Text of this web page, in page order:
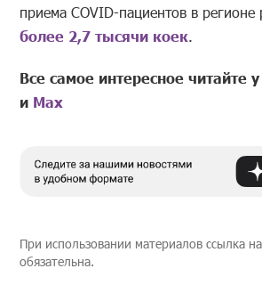
приема COVID-пациентов в регионе
более 2,7 тысячи коек.
Все самое интересное читайте
и Mах
При использовании материалов ссылка
обязательна.